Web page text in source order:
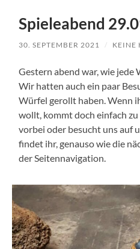
Spieleabend
30. SEPTEMBER 2021 / KEINE
Gestern abend war, wie jede
Wir hatten auch ein paar
Würfel gerollt haben. Wenn
wollt, kommt doch einfach
vorbei oder besucht uns auf
findet ihr, genauso wie die
der Seitennavigation.